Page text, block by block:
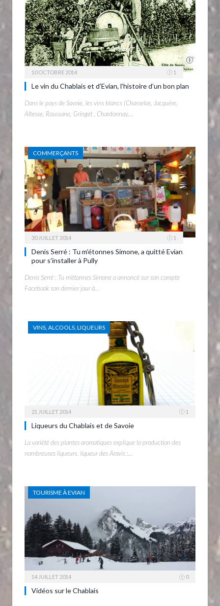
10 OCTOBRE 2014 1
Le vin du Chablais et d’Evian, l’histoire d’un bon plan
Dans le pays de Savoie, les vins blancs (Chasselas, Jacquère,
Altesse, Roussane, Gringet , Chardonnay,…
COMMERÇANTS
30 JUILLET 2014 1
Denis Serré : Tu m’étonnes Simone, a quitté Evian
pour s’installer à Pully
Denis Serré : Tu m’étonnes Simone a annoncé sur son compte
Facebook son dernier jour à…
VINS, ALCOOLS, LIQUEURS
21 JUILLET 2014 1
Liqueurs du Chablais et de Savoie
La variété des plantes aromatiques explique la production des
nombreuses liqueurs. liqueur des Aravis :…
TOURISME À EVIAN
14 JUILLET 2014 0
Vidéos sur le Chablais